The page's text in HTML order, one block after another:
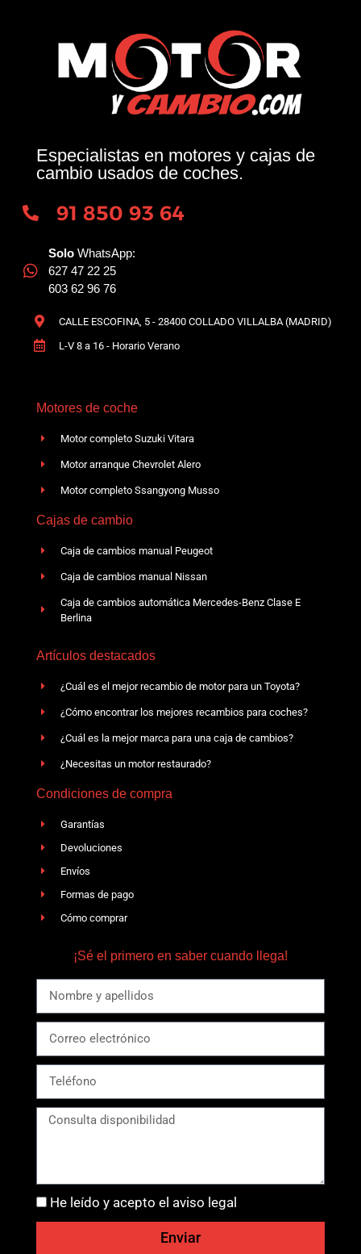
Especialistas en motores y cajas de
cambio usados de coches.
91 850 93 64
Solo WhatsApp:
627 47 22 25
603 62 96 76
CALLE ESCOFINA, 5 - 28400 COLLADO VILLALBA (MADRID)
L-V 8 a 16 - Horario Verano
Motores de coche
Motor completo Suzuki Vitara
Motor arranque Chevrolet Alero
Motor completo Ssangyong Musso
Cajas de cambio
Caja de cambios manual Peugeot
Caja de cambios manual Nissan
Caja de cambios automática Mercedes-Benz Clase E
Berlina
Artículos destacados
¿Cuál es el mejor recambio de motor para un Toyota?
¿Cómo encontrar los mejores recambios para coches?
¿Cuál es la mejor marca para una caja de cambios?
¿Necesitas un motor restaurado?
Condiciones de compra
Garantías
Devoluciones
Envíos
Formas de pago
Cómo comprar
¡Sé el primero en saber cuando llega!
He leído y acepto el aviso legal
Enviar